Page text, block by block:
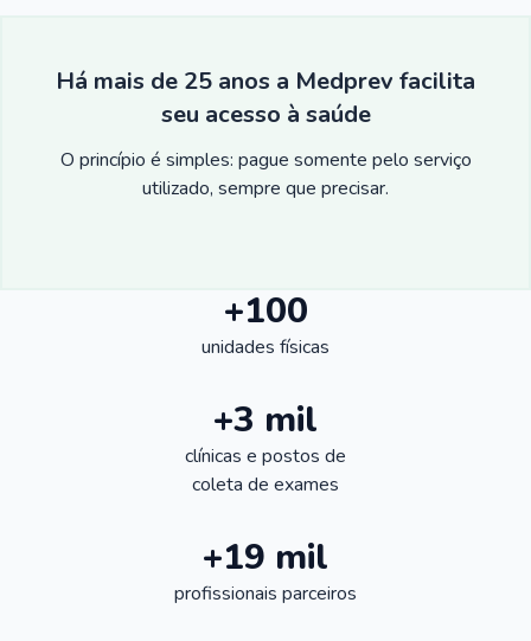
Há mais de 25 anos a Medprev facilita
seu acesso à saúde
O princípio é simples: pague somente pelo serviço
utilizado, sempre que precisar.
+100
unidades físicas
+3 mil
clínicas e postos de
coleta de exames
+19 mil
profissionais parceiros